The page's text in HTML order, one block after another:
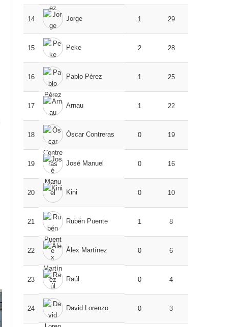
14 Jorge 1 29
15 Peke 2 28
16 Pablo Pérez 1 25
17 Arnau 1 22
18 Óscar Contreras 0 19
19 José Manuel 0 16
20 Kini 0 10
21 Rubén Puente 1 8
22 Álex Martínez 0 6
23 Raúl 0 4
24 David Lorenzo 0 3